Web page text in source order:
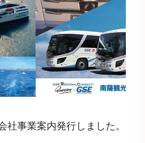
社事業案内発行しました。